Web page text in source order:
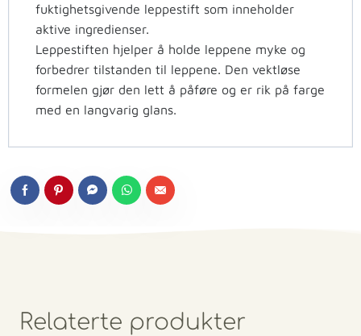
fuktighetsgivende leppestift som inneholder
aktive ingredienser.
Leppestiften hjelper å holde leppene myke og
forbedrer tilstanden til leppene. Den vektløse
formelen gjør den lett å påføre og er rik på farge
med en langvarig glans.
Relaterte produkter